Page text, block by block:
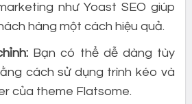
như Yoast SEO giúp
hàng một cách hiệu quả.
Bạn có thể dễ dàng tùy
cách sử dụng trình kéo và
của theme Flatsome.